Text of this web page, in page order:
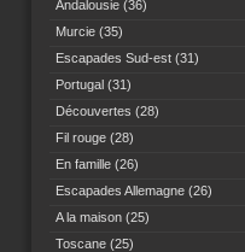
Andalousie (36)
Murcie (35)
Escapades Sud-est (31)
Portugal (31)
Découvertes (28)
Fil rouge (28)
En famille (26)
Escapades Allemagne (26)
A la maison (25)
Toscane (25)